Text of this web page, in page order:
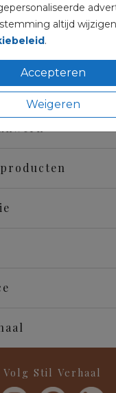
altijd
.
Accepteren
Weigeren
Volg Stil Verhaal